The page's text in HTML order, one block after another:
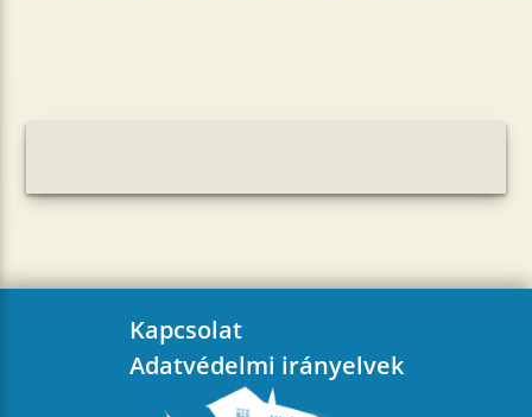
Kapcsolat
Adatvédelmi irányelvek